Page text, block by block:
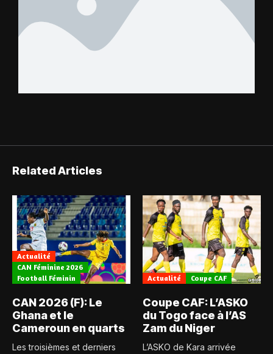
Related Articles
Actualité
CAN Féminine 2026
Football Féminin
CAN 2026 (F): Le
Ghana et le
Cameroun en quarts
Les troisièmes et derniers
Actualité Coupe CAF
Coupe CAF: L’ASKO
du Togo face à l’AS
Zam du Niger
L’ASKO de Kara arrivée